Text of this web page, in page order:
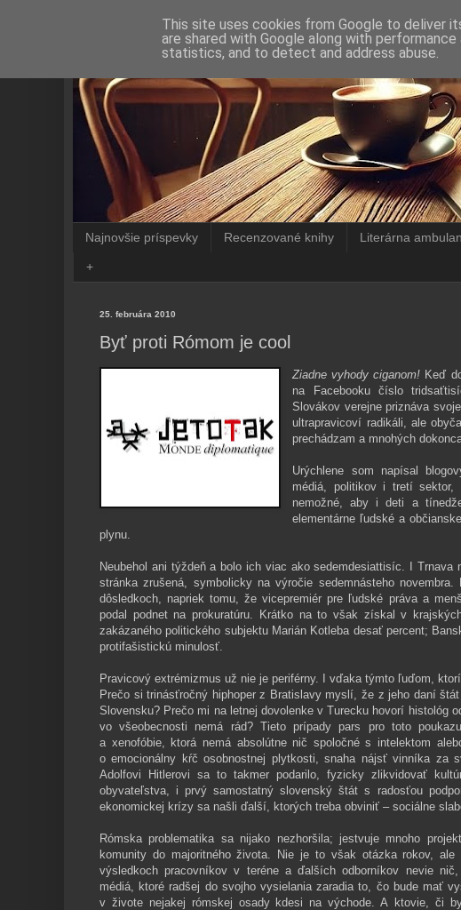
Najnovšie príspevky Recenzované knihy Literárna
+
25. februára 2010
Byť proti Rómom je cool
Ziadne vyhody ciganom! Keď
na Facebooku číslo
Slovákov verejne priznáva
ultrapravicoví radikáli, ale
prechádzam a mnohých
Urýchlene som napísal
médiá, politikov i tretí
nemožné, aby i deti a
elementárne ľudské a
plynu.
Neubehol ani týždeň a bolo ich viac ako sedemdesiattisíc. I Trnava
stránka zrušená, symbolicky na výročie sedemnásteho
dôsledkoch, napriek tomu, že vicepremiér pre ľudské práva a
podal podnet na prokuratúru. Krátko na to však získal v
zakázaného politického subjektu Marián Kotleba desať percent;
protifašistickú minulosť.
Pravicový extrémizmus už nie je periférny. I vďaka týmto ľuďom,
Prečo si trinásťročný hiphoper z Bratislavy myslí, že z jeho daní
Slovensku? Prečo mi na letnej dovolenke v Turecku hovorí histológ
vo všeobecnosti nemá rád? Tieto prípady pars pro toto
a xenofóbie, ktorá nemá absolútne nič spoločné s intelektom
o emocionálny kŕč osobnostnej plytkosti, snaha nájsť vinníka za
Adolfovi Hitlerovi sa to takmer podarilo, fyzicky zlikvidovať
obyvateľstva, i prvý samostatný slovenský štát s radosťou
ekonomickej krízy sa našli ďalší, ktorých treba obviniť – sociálne
Rómska problematika sa nijako nezhoršila; jestvuje mnoho
komunity do majoritného života. Nie je to však otázka rokov,
výsledkoch pracovníkov v teréne a ďalších odborníkov nevie
médiá, ktoré radšej do svojho vysielania zaradia to, čo bude mať
v živote nejakej rómskej osady kdesi na východe. A ktovie, či
This site uses cookies from Google to deliver
are shared with Google along with
statistics, and to detect and address abuse.